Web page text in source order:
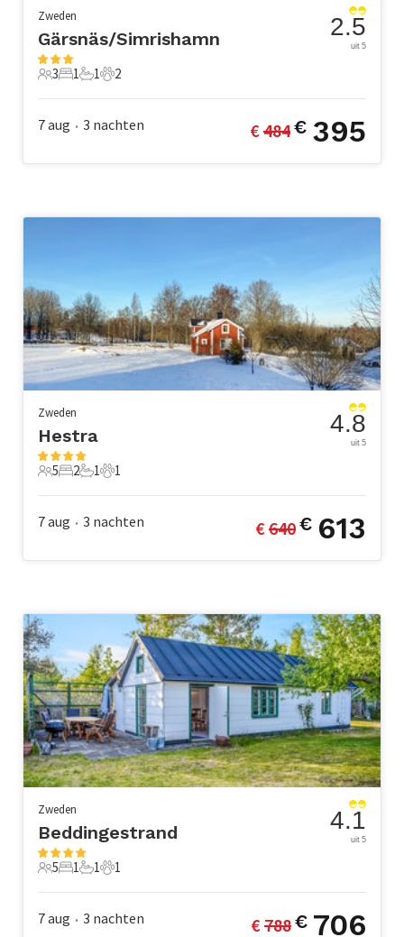
Zweden
Gärsnäs/Simrishamn
3 Gasten
3
1 Slaapkamer
1
1 Badkamer
1
2 Huisdieren
2
2.5
uit 5
7 aug • 3 nachten € 484€ 395
Zweden
Hestra
5 Gasten
5
2 Slaapkamers
2
1 Badkamer
1
1 Huisdier
1
4.8
uit 5
7 aug • 3 nachten € 640€ 613
Zweden
Beddingestrand
5 Gasten
5
1 Slaapkamer
1
1 Badkamer
1
1 Huisdier
1
4.1
uit 5
7 aug • 3 nachten € 788€ 706